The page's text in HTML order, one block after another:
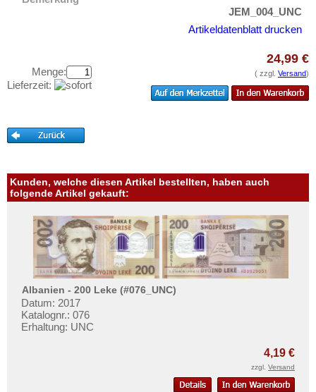
Kuwait
Laos
Macao
Malaya & Britisch Borneo
Malaysia
Malediven
Mongolei
Myanmar
Nagorny Karabach
Nepal
Niederländisch Indien
Testbanknoten
Aufbewahrung
Gutscheine
Ihre Bewertungen
Informationen
Preislisten
Ankauf
Erhaltungsgrade
Gratisbanknoten
FAQ
Mehr über...
JEM_004_UNC
Artikeldatenblatt drucken
Menge:
Lieferzeit:
24,99 €
( zzgl. Versand)
Kunden, welche diesen Artikel bestellten, haben auch
folgende Artikel gekauft:
Albanien - 200 Leke (#076_UNC)
Datum: 2017
Katalognr.: 076
Erhaltung: UNC
4,19 €
zzgl. Versand